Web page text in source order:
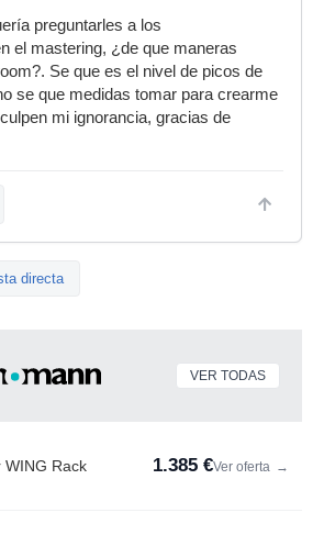
preguntarles a los
el mastering, ¿de que maneras
Se que es el nivel de picos de
se que medidas tomar para crearme
mi ignorancia, gracias de
directa
VER TODAS
WING Rack 1.385 €Ver oferta →